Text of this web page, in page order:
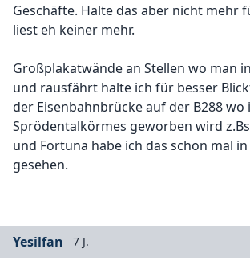
Geschäfte. Halte das aber nicht mehr
liest eh keiner mehr.
Großplakatwände an Stellen wo man
und rausfährt halte ich für besser
der Eisenbahnbrücke auf der B288
Sprödentalkörmes geworben wird
und Fortuna habe ich das schon mal
gesehen.
Yesilfan 7 J.